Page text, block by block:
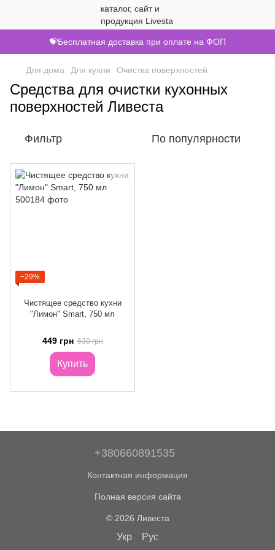
💝Бесплатная доставка при оплате на ФОП
Для дома Для кухни Очистка поверхностей
Средства для очистки кухонных
поверхностей Ливеста
Фильтр По популярности
−29%
Чистящее средство кухни
"Лимон" Smart, 750 мл
449 грн 630 грн
Купить
+380660891535
Контактная информация
Полная версия сайта
© 2026 Ливеста
Укр Рус